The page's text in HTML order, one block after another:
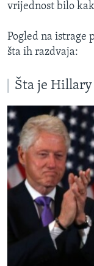
vrijednost bilo
Pogled na istrage
šta ih razdvaja:
Šta je